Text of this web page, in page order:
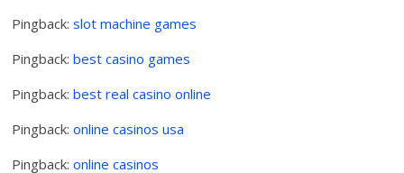
Pingback:slot machine games
Pingback:best casino games
Pingback:best real casino online
Pingback:online casinos usa
Pingback:online casinos